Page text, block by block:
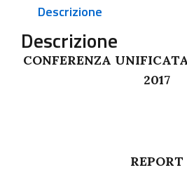
Descrizione
Descrizione
CONFERENZA
2017
REPORT